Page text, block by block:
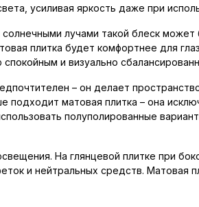
усиливая яркость даже при
лучами такой блеск
плитка будет комфортнее для
и визуально
– он делает
матовая плитка – она
полуполированные
На глянцевой плитке при
и нейтральных средств. Матовая